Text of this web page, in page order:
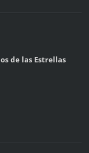
de las Estrellas